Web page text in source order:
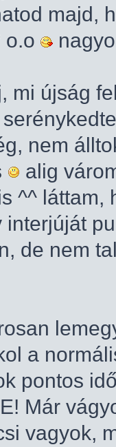
majd,
o.o
mi újság
nem
alig
^^ láttam,
interjúját
de nem
a
pontos
Már
vagyok,